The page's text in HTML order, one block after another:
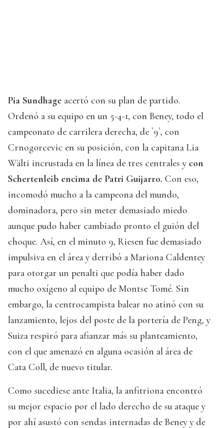
Pia Sundhage acertó con su plan de partido.
Ordenó a su equipo en un 5-4-1, con Beney, todo el
campeonato de carrilera derecha, de `9`, con
Crnogorcevic en su posición, con la capitana Lia
Wälti incrustada en la línea de tres centrales y con
Schertenleib encima de Patri Guijarro. Con eso,
incomodó mucho a la campeona del mundo,
dominadora, pero sin meter demasiado miedo
aunque pudo haber cambiado pronto el guión del
choque. Así, en el minuto 9, Riesen fue demasiado
impulsiva en el área y derribó a Mariona Caldentey
para otorgar un penalti que podía haber dado
mucho oxígeno al equipo de Montse Tomé. Sin
embargo, la centrocampista balear no atinó con su
lanzamiento, lejos del poste de la portería de Peng, y
Suiza respiró para afianzar más su planteamiento,
con el que amenazó en alguna ocasión al área de
Cata Coll, de nuevo titular.
Como sucediese ante Italia, la anfitriona encontró
su mejor espacio por el lado derecho de su ataque y
por ahí asustó con sendas internadas de Beney y de